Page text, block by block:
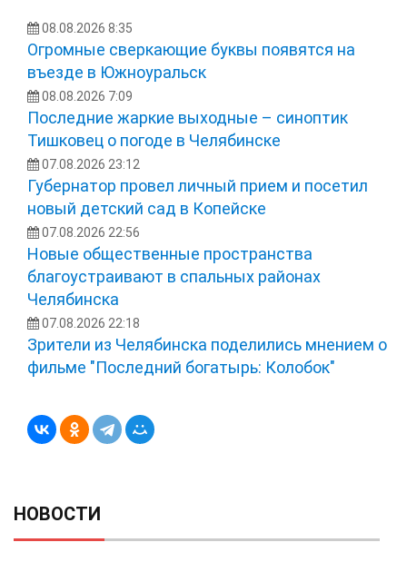
08.08.2026 8:35
Огромные сверкающие буквы появятся на
въезде в Южноуральск
08.08.2026 7:09
Последние жаркие выходные – синоптик
Тишковец о погоде в Челябинске
07.08.2026 23:12
Губернатор провел личный прием и посетил
новый детский сад в Копейске
07.08.2026 22:56
Новые общественные пространства
благоустраивают в спальных районах
Челябинска
07.08.2026 22:18
Зрители из Челябинска поделились мнением о
фильме "Последний богатырь: Колобок"
НОВОСТИ